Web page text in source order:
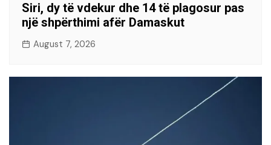
Siri, dy të vdekur dhe 14 të plagosur pas
një shpërthimi afër Damaskut
August 7, 2026